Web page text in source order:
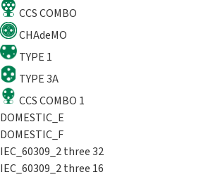
CCS COMBO
CHAdeMO
TYPE 1
TYPE 3A
CCS COMBO 1
DOMESTIC_E
DOMESTIC_F
IEC_60309_2 three 32
IEC_60309_2 three 16